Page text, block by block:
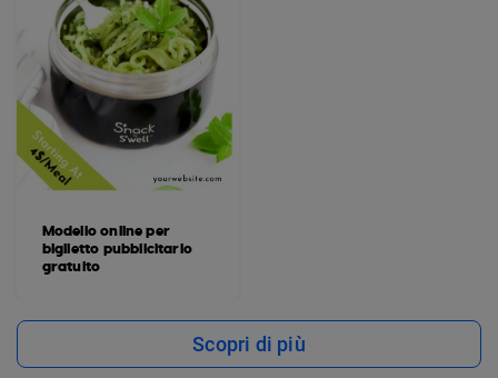
Modello online per
biglietto pubblicitario
gratuito
Scopri di più